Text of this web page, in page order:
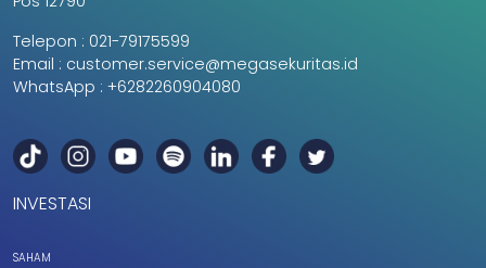
Telepon : 021-79175599
Email : customer.service@megasekuritas.id
WhatsApp : +6282260904080
INVESTASI
SAHAM